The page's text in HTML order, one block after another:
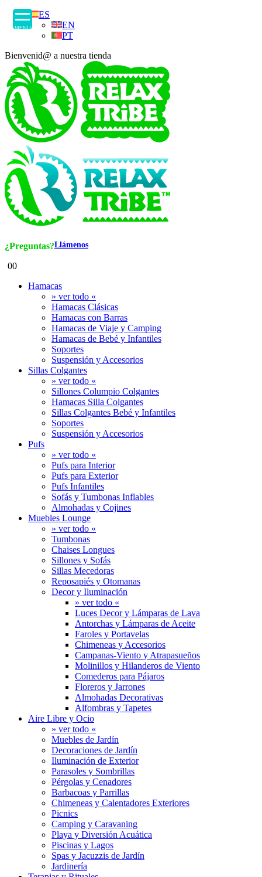
MENU
ES
EN
PT
Bienvenid@ a nuestra tienda
¿Preguntas?Llámenos
00
Hamacas
» ver todo «
Hamacas Clásicas
Hamacas con Barras
Hamacas de Viaje y Camping
Hamacas de Bebé y Infantiles
Soportes
Suspensión y Accesorios
Sillas Colgantes
» ver todo «
Sillones Columpio Colgantes
Hamacas Silla Colgantes
Sillas Colgantes Bebé y Infantiles
Soportes
Suspensión y Accesorios
Pufs
» ver todo «
Pufs para Interior
Pufs para Exterior
Pufs Infantiles
Sofás y Tumbonas Inflables
Almohadas y Cojines
Muebles Lounge
» ver todo «
Tumbonas
Chaises Longues
Sillones y Sofás
Sillas Mecedoras
Reposapiés y Otomanas
Decor y Iluminación
» ver todo «
Luces Decor y Lámparas de Lava
Antorchas y Lámparas de Aceite
Faroles y Portavelas
Chimeneas y Accesorios
Campanas-Viento y Atrapasueños
Molinillos y Hilanderos de Viento
Comederos para Pájaros
Floreros y Jarrones
Almohadas Decorativas
Alfombras y Tapetes
Aire Libre y Ocio
» ver todo «
Muebles de Jardín
Decoraciones de Jardín
Iluminación de Exterior
Parasoles y Sombrillas
Pérgolas y Cenadores
Barbacoas y Parrillas
Chimeneas y Calentadores Exteriores
Picnics
Camping y Caravaning
Playa y Diversión Acuática
Piscinas y Lagos
Spas y Jacuzzis de Jardín
Jardinería